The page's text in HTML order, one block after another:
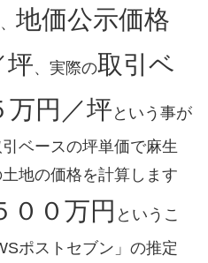
地価公示価格
坪、実際の取引ベ
万円／坪 という事が
ベースの坪単価で麻生
地の価格を計算します
００万円 というこ
ポストセブン」の推定